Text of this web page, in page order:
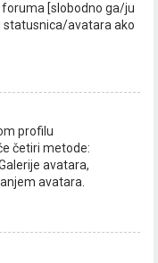
[slobodno ga/ju
statusnica/avatara ako
profilu
četiri metode:
avatara,
avatara.